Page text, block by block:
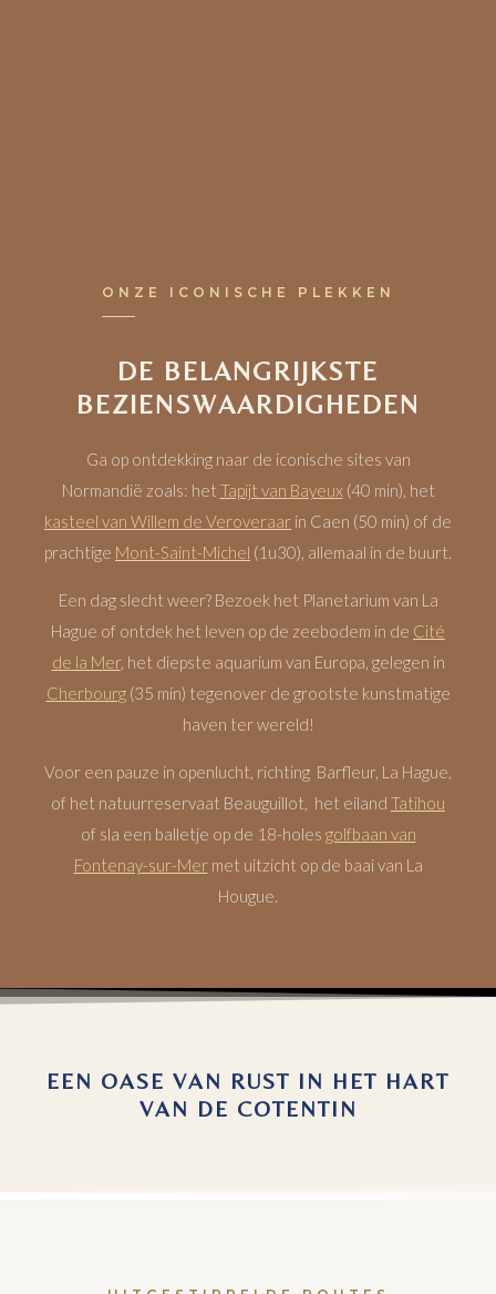
ONZE ICONISCHE PLEKKEN
DE BELANGRIJKSTE
BEZIENSWAARDIGHEDEN
Ga op ontdekking naar de iconische sites van
Normandië zoals: het Tapijt van Bayeux (40 min), het
kasteel van Willem de Veroveraar in Caen (50 min) of de
prachtige Mont-Saint-Michel (1u30), allemaal in de buurt.
Een dag slecht weer? Bezoek het Planetarium van La
Hague of ontdek het leven op de zeebodem in de Cité
de la Mer, het diepste aquarium van Europa, gelegen in
Cherbourg(35 min) tegenover de grootste kunstmatige
haven ter wereld!
Voor een pauze in openlucht, richting Barfleur, La Hague,
of het natuurreservaat Beauguillot, het eiland Tatihou
of sla een balletje op de 18-holes golfbaan van
Fontenay-sur-Mermet uitzicht op de baai van La
Hougue.
EEN OASE VAN RUST IN HET HART
VAN DE COTENTIN